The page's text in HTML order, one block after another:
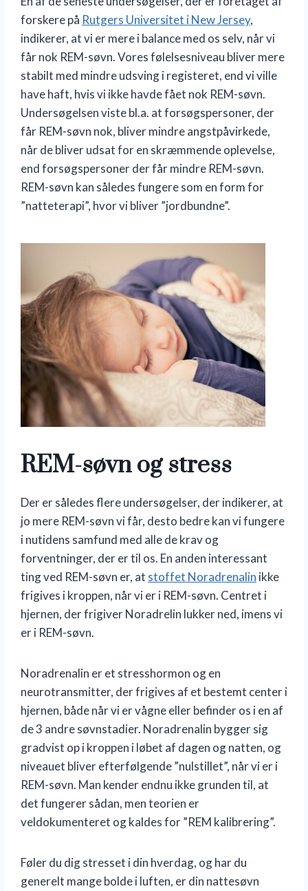
forskere på Rutgers Universitet i New Jersey,
indikerer, at vi er mere i balance med os selv, når vi
får nok REM-søvn. Vores følelsesniveau bliver mere
stabilt med mindre udsving i registeret, end vi ville
have haft, hvis vi ikke havde fået nok REM-søvn.
Undersøgelsen viste bl.a. at forsøgspersoner, der
får REM-søvn nok, bliver mindre angstpåvirkede,
når de bliver udsat for en skræmmende oplevelse,
end forsøgspersoner der får mindre REM-søvn.
REM-søvn kan således fungere som en form for
”natteterapi”, hvor vi bliver ”jordbundne”.
REM-søvn og stress
Der er således flere undersøgelser, der indikerer, at
jo mere REM-søvn vi får, desto bedre kan vi fungere
i nutidens samfund med alle de krav og
forventninger, der er til os. En anden interessant
ting ved REM-søvn er, at stoffet Noradrenalin ikke
frigives i kroppen, når vi er i REM-søvn. Centret i
hjernen, der frigiver Noradrelin lukker ned, imens vi
er i REM-søvn.
Noradrenalin er et stresshormon og en
neurotransmitter, der frigives af et bestemt center i
hjernen, både når vi er vågne eller befinder os i en af
de 3 andre søvnstadier. Noradrenalin bygger sig
gradvist op i kroppen i løbet af dagen og natten, og
niveauet bliver efterfølgende ”nulstillet”, når vi er i
REM-søvn. Man kender endnu ikke grunden til, at
det fungerer sådan, men teorien er
veldokumenteret og kaldes for ”REM kalibrering”.
Føler du dig stresset i din hverdag, og har du
generelt mange bolde i luften, er din nattesøvn